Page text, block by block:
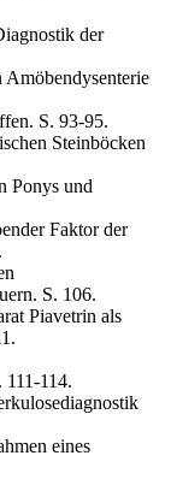
der
S. 93-95.
Steinböcken
Ponys und
Faktor der
S. 106.
Piavetrin als
111-114.
eines